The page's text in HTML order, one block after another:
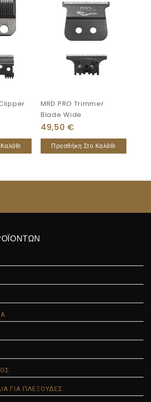
MRD PRO Trimmer
Blade Wide
49,50 €
Προσθήκη Στο Καλάθι
ΓΙΑ ΠΛΕΞΟΥΔΕΣ